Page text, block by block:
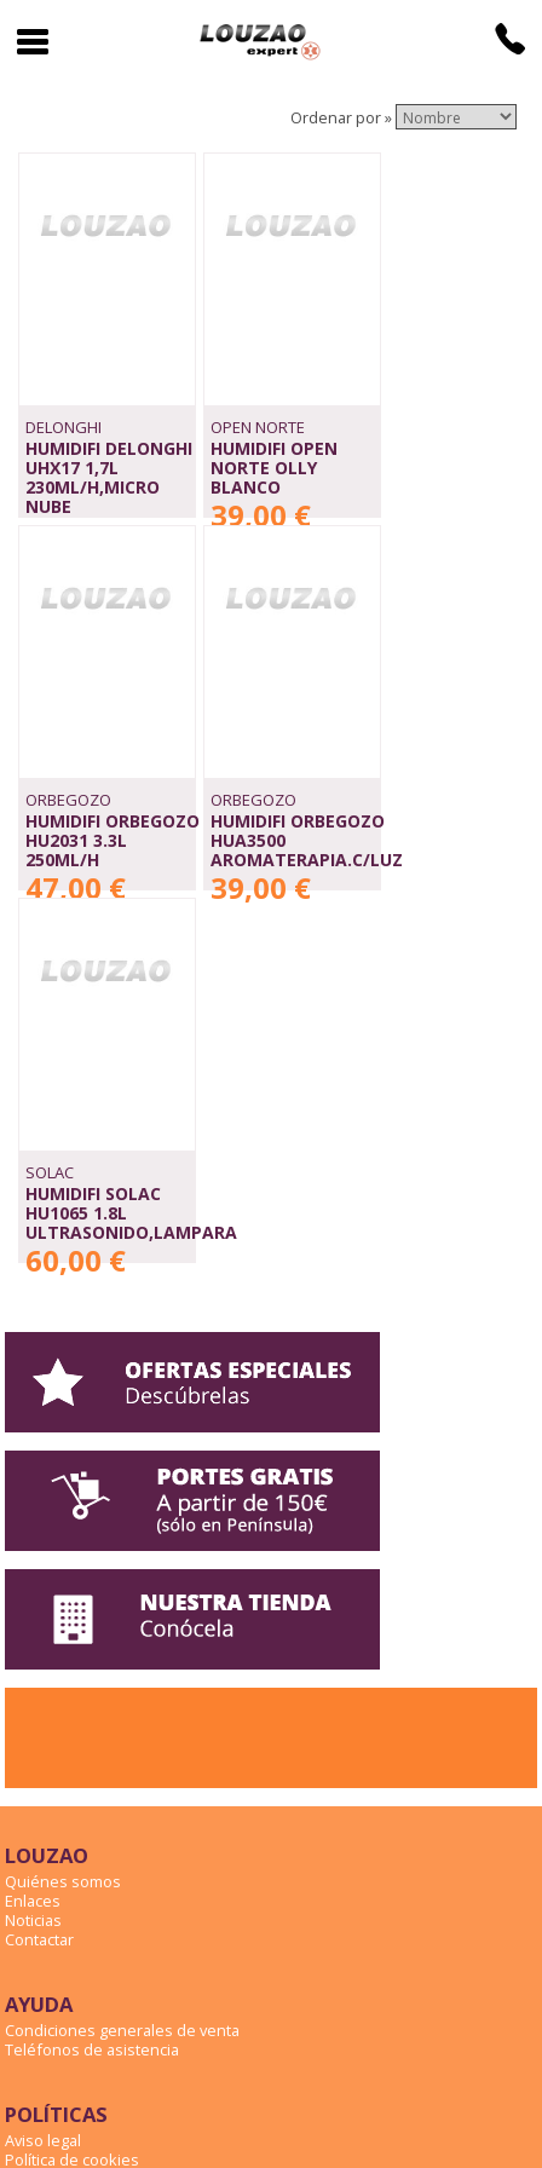
Ordenar por »
DELONGHI
HUMIDIFI DELONGHI
UHX17 1,7L
230ML/H,MICRO
NUBE
OPEN NORTE
HUMIDIFI OPEN
NORTE OLLY
BLANCO
39,00 €
ORBEGOZO
HUMIDIFI ORBEGOZO
HU2031 3.3L
250ML/H
47,00 €
ORBEGOZO
HUMIDIFI ORBEGOZO
HUA3500
AROMATERAPIA.C/LUZ
39,00 €
SOLAC
HUMIDIFI SOLAC
HU1065 1.8L
ULTRASONIDO,LAMPARA
60,00 €
LOUZAO
Quiénes somos
Enlaces
Noticias
Contactar
AYUDA
Condiciones generales de venta
Teléfonos de asistencia
POLÍTICAS
Aviso legal
Política de cookies